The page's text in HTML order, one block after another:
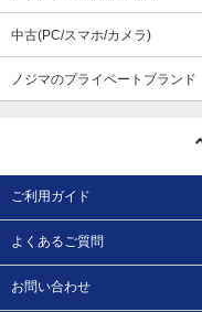
中古(PC/スマホ/カメラ)
ノジマのプライベートブランド
ご利用ガイド
よくあるご質問
お問い合わせ